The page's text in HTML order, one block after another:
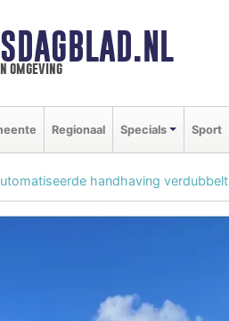
omgeving
Regionaal Specials Sport
handhaving verdubbelt